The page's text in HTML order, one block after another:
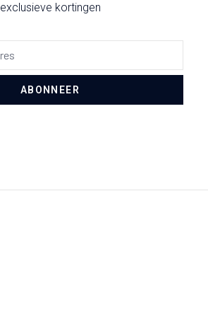
exclusieve kortingen
ABONNEER